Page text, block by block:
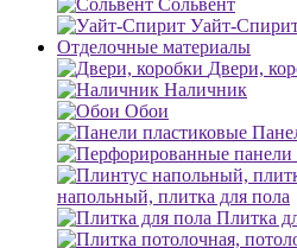
Сольвент
Уайт-
Отделочные материалы
Двери,
Наличник
Обои
напольный, плитка для пола
Плитка